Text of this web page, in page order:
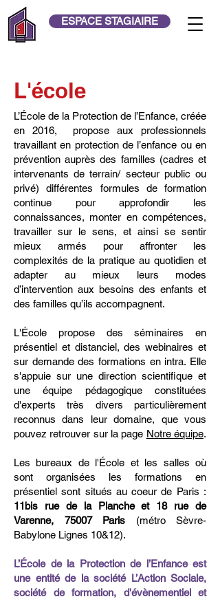
ESPACE STAGIAIRE
L'école
L’École de la Protection de l’Enfance, créée
en 2016, propose aux professionnels
travaillant en protection de l’enfance ou en
prévention auprès des familles (cadres et
intervenants de terrain/ secteur public ou
privé) différentes formules de formation
continue pour approfondir les
connaissances, monter en compétences,
travailler sur le sens, et ainsi se sentir
mieux armés pour affronter les
complexités de la pratique au quotidien et
adapter au mieux leurs modes
d’intervention aux besoins des enfants et
des familles qu’ils accompagnent.
L'École propose des séminaires en
présentiel et distanciel, des webinaires et
sur demande des formations en intra. Elle
s'appuie sur une direction scientifique et
une équipe pédagogique constituées
d'experts très divers particulièrement
reconnus dans leur domaine, que vous
pouvez retrouver sur la page Notre équipe.
Les bureaux de l'École et les salles où
sont organisées les formations en
présentiel sont situés au coeur de Paris :
11bis rue de la Planche et 18 rue de
Varenne, 75007 Paris (métro Sèvre-
Babylone Lignes 10&12).
L’École de la Protection de l’Enfance est
une entité de la société L’Action Sociale,
société de formation, d'évènementiel et